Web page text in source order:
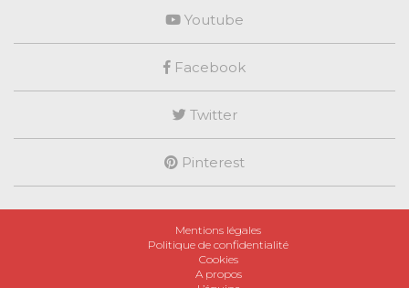
Youtube
Facebook
Twitter
Pinterest
Mentions légales
Politique de confidentialité
Cookies
A propos